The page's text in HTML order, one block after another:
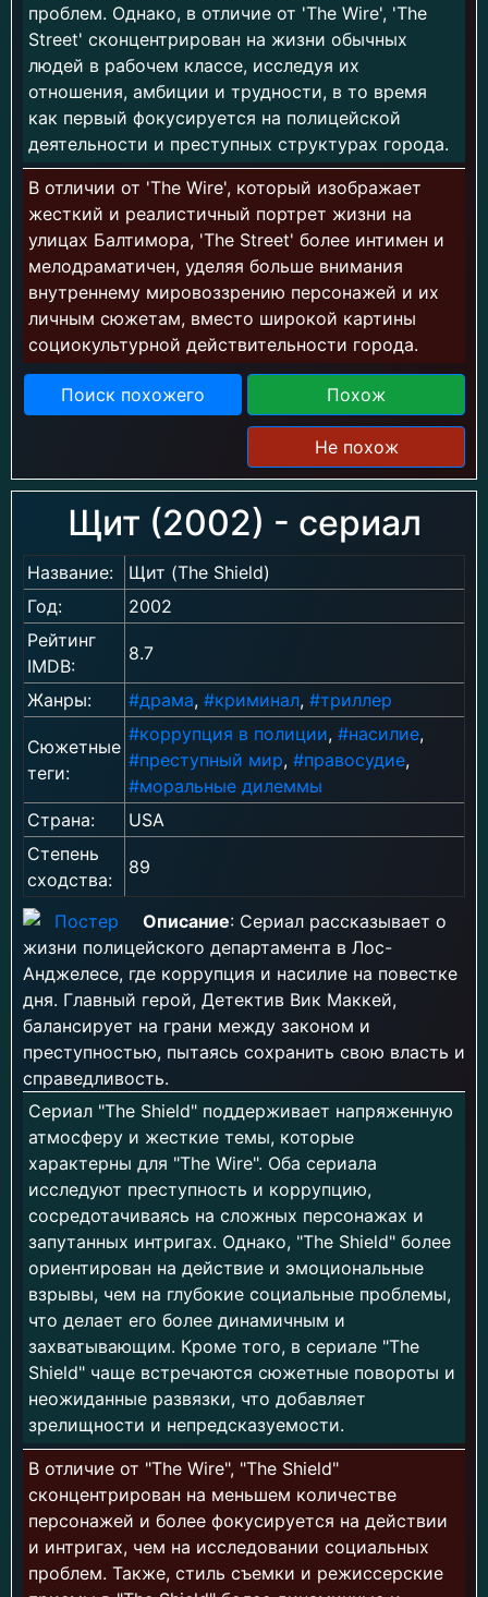
проблем. Однако, в отличие от 'The Wire', 'The
Street' сконцентрирован на жизни обычных
людей в рабочем классе, исследуя их
отношения, амбиции и трудности, в то время
как первый фокусируется на полицейской
деятельности и преступных структурах города.
В отличии от 'The Wire', который изображает
жесткий и реалистичный портрет жизни на
улицах Балтимора, 'The Street' более интимен и
мелодраматичен, уделяя больше внимания
внутреннему мировоззрению персонажей и их
личным сюжетам, вместо широкой картины
социокультурной действительности города.
Поиск похожего Похож
Не похож
Щит (2002) - сериал
Название:
Щит (The Shield)
Год:
2002
Рейтинг
IMDB:
8.7
Жанры: #драма, #криминал, #триллер
Сюжетные
теги:
#коррупция в полиции, #насилие,
#преступный мир, #правосудие,
#моральные дилеммы
Страна:
USA
Степень
сходства:
89
Описание: Сериал рассказывает о
жизни полицейского департамента в Лос-
Анджелесе, где коррупция и насилие на повестке
дня. Главный герой, Детектив Вик Маккей,
балансирует на грани между законом и
преступностью, пытаясь сохранить свою власть и
справедливость.
Сериал "The Shield" поддерживает напряженную
атмосферу и жесткие темы, которые
характерны для "The Wire". Оба сериала
исследуют преступность и коррупцию,
сосредотачиваясь на сложных персонажах и
запутанных интригах. Однако, "The Shield" более
ориентирован на действие и эмоциональные
взрывы, чем на глубокие социальные проблемы,
что делает его более динамичным и
захватывающим. Кроме того, в сериале "The
Shield" чаще встречаются сюжетные повороты и
неожиданные развязки, что добавляет
зрелищности и непредсказуемости.
В отличие от "The Wire", "The Shield"
сконцентрирован на меньшем количестве
персонажей и более фокусируется на действии
и интригах, чем на исследовании социальных
проблем. Также, стиль съемки и режиссерские